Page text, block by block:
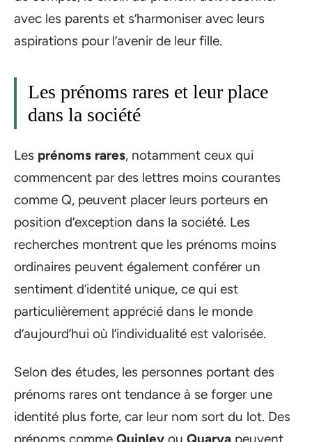
avec les parents et s’harmoniser avec leurs
aspirations pour l’avenir de leur fille.
Les prénoms rares et leur place
dans la société
Les prénoms rares, notamment ceux qui
commencent par des lettres moins courantes
comme Q, peuvent placer leurs porteurs en
position d’exception dans la société. Les
recherches montrent que les prénoms moins
ordinaires peuvent également conférer un
sentiment d’identité unique, ce qui est
particulièrement apprécié dans le monde
d’aujourd’hui où l’individualité est valorisée.
Selon des études, les personnes portant des
prénoms rares ont tendance à se forger une
identité plus forte, car leur nom sort du lot. Des
prénoms comme Quinley ou Quarya peuvent